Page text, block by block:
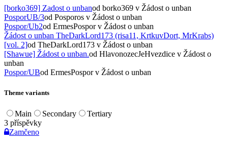
[borko369] Zadost o unbanod borko369 v Žádost o unban
PosporUB/3od Posporos v Žádost o unban
Pospor/Ub2od ErmesPosporv Žádost o unban
Žádost o unban TheDarkLord173 (risa11, KrtkuvDort, MrKrabs)
[vol. 2]od TheDarkLord173 v Žádost o unban
[Shawue] Žádost o unban.od HlavonozecJeHvezdice v Žádost o
unban
Pospor/UBod ErmesPosporv Žádost o unban
Theme variants
Main Secondary
Tertiary
3 příspěvky
Zamčeno